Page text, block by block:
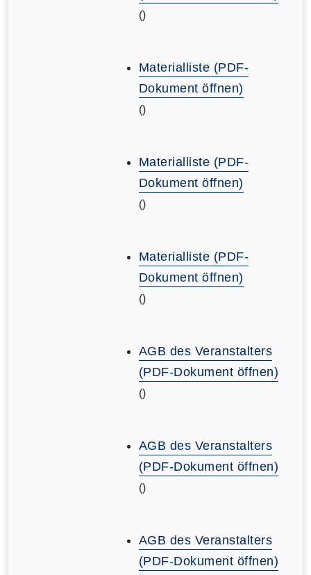
()
Materialliste (PDF-
Dokument öffnen)
()
Materialliste (PDF-
Dokument öffnen)
()
Materialliste (PDF-
Dokument öffnen)
()
AGB des Veranstalters
(PDF-Dokument öffnen)
()
AGB des Veranstalters
(PDF-Dokument öffnen)
()
AGB des Veranstalters
(PDF-Dokument öffnen)